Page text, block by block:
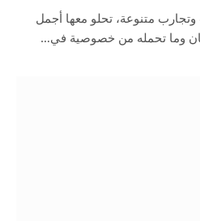
متنوعة، تحلو معها أجمل
وما تحمله من خصوصية في…